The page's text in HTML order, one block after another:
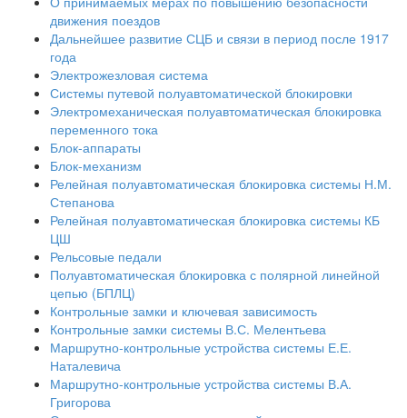
движения поездов
Дальнейшее развитие СЦБ и связи в период после 1917
года
Электрожезловая система
Системы путевой полуавтоматической блокировки
Электромеханическая полуавтоматическая блокировка
переменного тока
Блок-аппараты
Блок-механизм
Релейная полуавтоматическая блокировка системы Н.М.
Степанова
Релейная полуавтоматическая блокировка системы КБ
ЦШ
Рельсовые педали
Полуавтоматическая блокировка с полярной линейной
цепью (БПЛЦ)
Контрольные замки и ключевая зависимость
Контрольные замки системы В.С. Мелентьева
Маршрутно-контрольные устройства системы Е.Е.
Наталевича
Маршрутно-контрольные устройства системы В.А.
Григорова